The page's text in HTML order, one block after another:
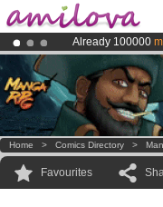
Already 100000
Amilova
Premium
Home > Comics Directory >
Favourites